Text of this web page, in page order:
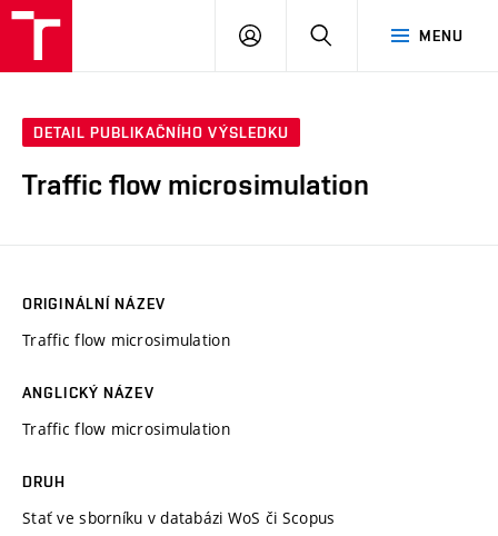
MENU
PŘIHLÁSIT
DETAIL PUBLIKAČNÍHO VÝSLEDKU
Traffic flow microsimulation
ORIGINÁLNÍ NÁZEV
Traffic flow microsimulation
ANGLICKÝ NÁZEV
Traffic flow microsimulation
DRUH
Stať ve sborníku v databázi WoS či Scopus